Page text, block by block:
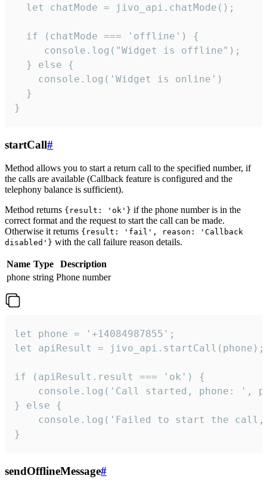
  let chatMode = jivo_api.chatMode();
  if (chatMode === 'offline') {
     console.log("Widget is offline");
  } else {
    console.log('Widget is online')
  }
}
startCall#
Method allows you to start a return call to the specified number, if
the calls are available (Callback feature is configured and the
telephony balance is sufficient).
Method returns {result: 'ok'} if the phone number is in the
correct format and the request to start the call can be made.
Otherwise it returns {result: 'fail', reason: 'Callback
disabled'} with the call failure reason details.
Name Type
Description
phone string Phone number
let phone = '+14084987855';
let apiResult = jivo_api.startCall(phone);
if (apiResult.result === 'ok') {
console.log('Call started, phone: ',
} else {
console.log('Failed to start the
}
sendOfflineMessage#